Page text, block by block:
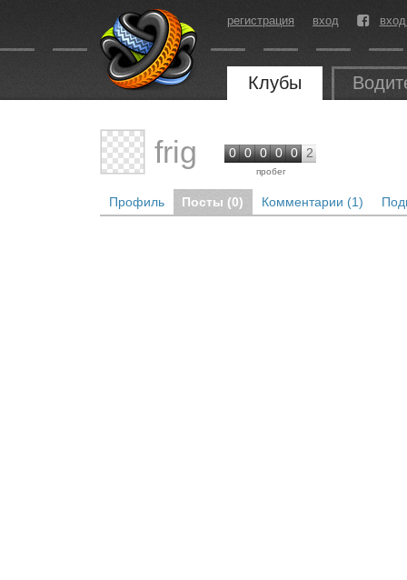
регистрация вход
Клубы
frig 0 0 0 0 0 2
пробег
Профиль Посты (0) Комментарии (1)